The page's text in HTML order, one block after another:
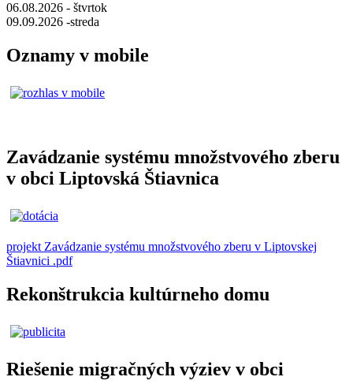
06.08.2026 - štvrtok
09.09.2026 -streda
Oznamy v mobile
Zavádzanie systému množstvového zberu
v obci Liptovská Štiavnica
projekt Zavádzanie systému množstvového zberu v Liptovskej
Štiavnici .pdf
Rekonštrukcia kultúrneho domu
Riešenie migračných výziev v obci